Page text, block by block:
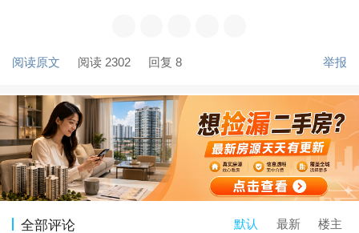
阅读原文 阅读 2302 回复 8 举报
全部评论 默认 最新 楼主